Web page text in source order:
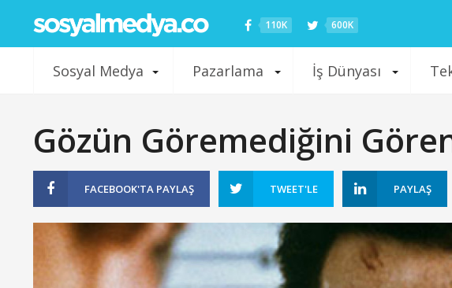
110K 600K
Sosyal Medya Pazarlama İş Dünyası
Gözün Göremediğini
FACEBOOK'TA PAYLAŞ TWEET'LE PAYLAŞ